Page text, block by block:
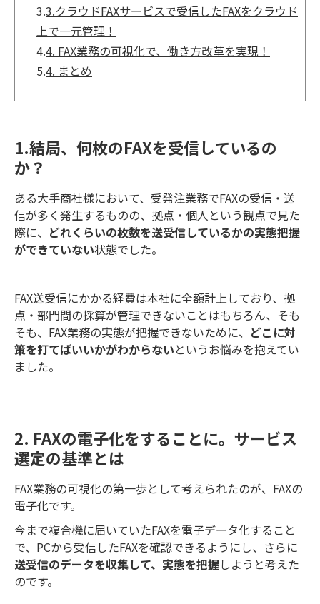
3.3.クラウドFAXサービスで受信したFAXをクラウド
上で一元管理！
4.4. FAX業務の可視化で、働き方改革を実現！
5.4. まとめ
1.結局、何枚のFAXを受信しているの
か？
ある大手商社様において、受発注業務でFAXの受信・送
信が多く発生するものの、拠点・個人という観点で見た
際に、 どれくらいの枚数を送受信しているかの実態把握
ができていない状態でした。
FAX送受信にかかる経費は本社に全額計上しており、拠
点・部門間の採算が管理できないことはもちろん、そも
そも、FAX業務の実態が把握できないために、 どこに対
策を打てばいいかがわからないというお悩みを抱えてい
ました。
2. FAXの電子化をすることに。サービス
選定の基準とは
FAX業務の可視化の第一歩として考えられたのが、FAXの
電子化です。
今まで複合機に届いていたFAXを電子データ化すること
で、PCから受信したFAXを確認できるようにし、さらに
送受信のデータを収集して、実態を把握しようと考えた
のです。